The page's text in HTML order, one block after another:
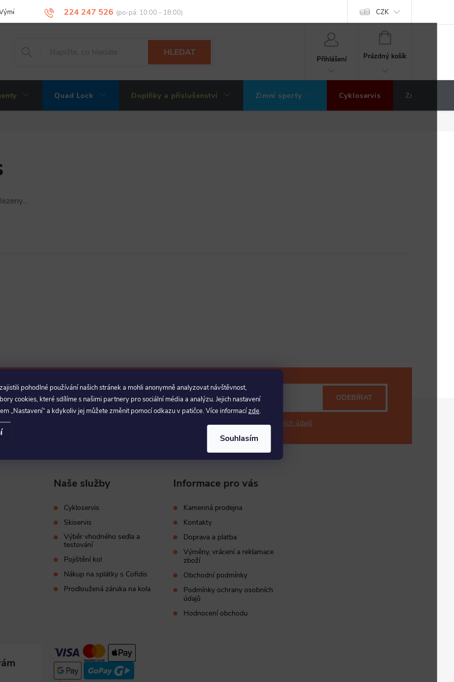
pohodlné používání našich stránek a mohli anonymně analyzovat návštěvnost,
cookies, které sdílíme s našimi partnery pro sociální média a analýzu. Jejich nastavení
„Nastavení“ a kdykoliv jej můžete změnit pomocí odkazu v patičce. Více informacízde.
Souhlasím
224 247 526
vrácení a reklamace zboží Obchodní podmínky Hodnocení obchodu CZK
HLEDAT
Přihlášení
NÁKUPNÍ
KOŠÍK
Prázdný košík
Quad Lock Doplňky a příslušenství Zimní sporty Cykloservis Značky
slevách E-mail
podmínkami ochrany osobních údajů
ODEBÍRAT
Naše služby
Cykloservis
Skiservis
Výběr vhodného sedla a
testování
Pojištění kol
Nákup na splátky s Cofidis
Prodloužená záruka na kola
Informace pro vás
Kamenná prodejna
Kontakty
Doprava a platba
Výměny, vrácení a reklamace
zboží
Obchodní podmínky
Podmínky ochrany osobních
údajů
Hodnocení obchodu